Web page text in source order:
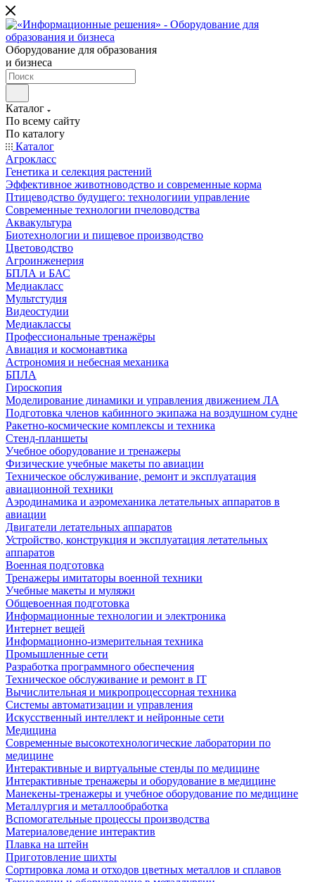
Оборудование для образования
и бизнеса
Каталог
По всему сайту
По каталогу
Каталог
Агрокласс
Генетика и селекция растений
Эффективное животноводство и современные корма
Птицеводство будущего: технологиии управление
Современные технологии пчеловодства
Аквакультура
Биотехнологии и пищевое производство
Цветоводство
Агроинженерия
БПЛА и БАС
Медиакласс
Мультстудия
Видеостудии
Медиаклассы
Профессиональные тренажёры
Авиация и космонавтика
Астрономия и небесная механика
БПЛА
Гироскопия
Моделирование динамики и управления движением ЛА
Подготовка членов кабинного экипажа на воздушном судне
Ракетно-космические комплексы и техника
Стенд-планшеты
Учебное оборудование и тренажеры
Физические учебные макеты по авиации
Техническое обслуживание, ремонт и эксплуатация
авиационной техники
Аэродинамика и аэромеханика летательных аппаратов в
авиации
Двигатели летательных аппаратов
Устройство, конструкция и эксплуатация летательных
аппаратов
Военная подготовка
Тренажеры имитаторы военной техники
Учебные макеты и муляжи
Общевоенная подготовка
Информационные технологии и электроника
Интернет вещей
Информационно-измерительная техника
Промышленные сети
Разработка программного обеспечения
Техническое обслуживание и ремонт в IT
Вычислительная и микропроцессорная техника
Системы автоматизации и управления
Искусственный интеллект и нейронные сети
Медицина
Современные высокотехнологические лаборатории по
медицине
Интерактивные и виртуальные стенды по медицине
Интерактивные тренажеры и оборудование в медицине
Манекены-тренажеры и учебное оборудование по медицине
Металлургия и металлообработка
Вспомогательные процессы производства
Материаловедение интерактив
Плавка на штейн
Приготовление шихты
Сортировка лома и отходов цветных металлов и сплавов